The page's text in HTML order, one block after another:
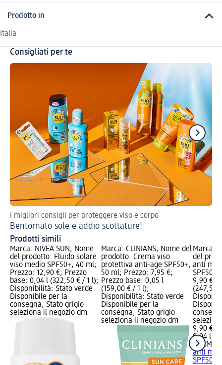
Prodotto in
Italia
Consigliati per te
I migliori consigli per proteggere viso e corpo
Bentornato sole e addio scottature!
Prodotti simili
Marca: NIVEA SUN; Nome
del prodotto: Fluido solare
viso medio SPF50+, 40 ml;
Prezzo: 12,90 €; Prezzo
base: 0,04 l (322,50 € / 1 l);
Disponibilità: Stato verde
Disponibile per la
consegna, Stato grigio
seleziona il negozio dm
Marca: CLINIANS; Nome del
prodotto: Crema viso
protettiva anti-age SPF50+,
50 ml; Prezzo: 7,95 €;
Prezzo base: 0,05 l
(159,00 € / 1 l);
Disponibilità: Stato verde
Disponibile per la
consegna, Stato grigio
seleziona il negozio dm
Marca:
del
anti
9,90 €;
(247,50
9,90 €
0,04 l
anti